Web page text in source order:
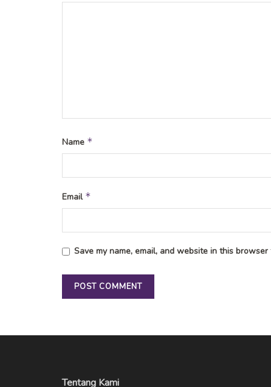
Name *
Email *
Save my name, email, and website in this
Tentang Kami